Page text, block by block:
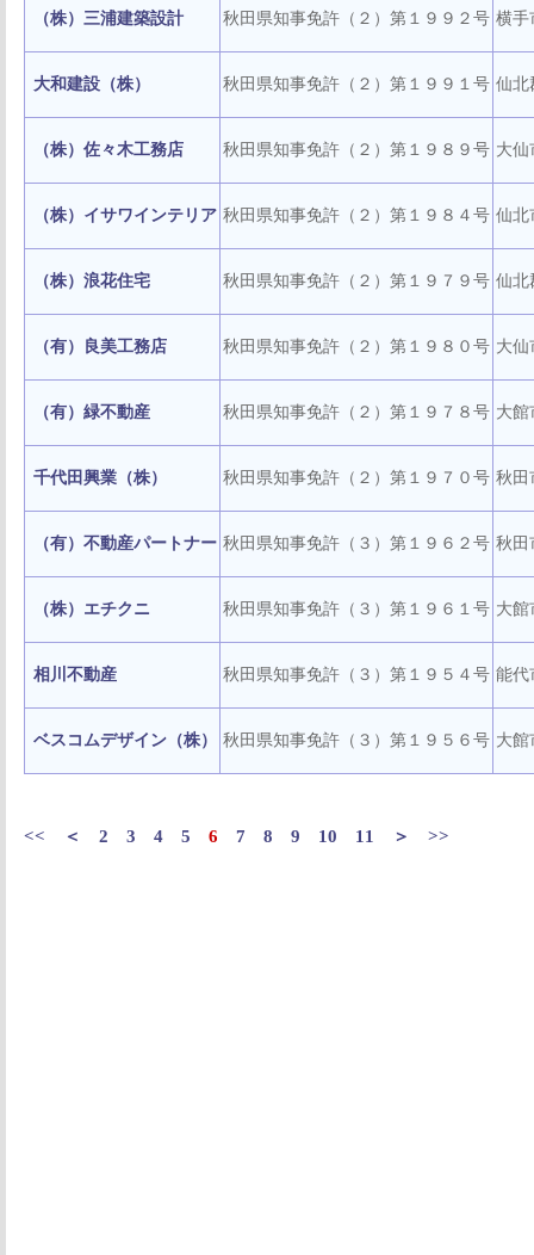
（株）三浦建築設計 秋田県知事免許（２）第１９９２号 横手
大和建設（株） 秋田県知事免許（２）第１９９１号 仙北
（株）佐々木工務店 秋田県知事免許（２）第１９８９号 大仙
（株）イサワインテリア 秋田県知事免許（２）第１９８４号 仙北
（株）浪花住宅 秋田県知事免許（２）第１９７９号 仙北
（有）良美工務店 秋田県知事免許（２）第１９８０号 大仙
（有）緑不動産 秋田県知事免許（２）第１９７８号 大館
千代田興業（株） 秋田県知事免許（２）第１９７０号 秋田
（有）不動産パートナー 秋田県知事免許（３）第１９６２号 秋田
（株）エチクニ 秋田県知事免許（３）第１９６１号 大館
相川不動産 秋田県知事免許（３）第１９５４号 能代
ベスコムデザイン（株） 秋田県知事免許（３）第１９５６号 大館
<< ＜ 2 3 4 5 6 7 8 9 10 11 ＞ >>